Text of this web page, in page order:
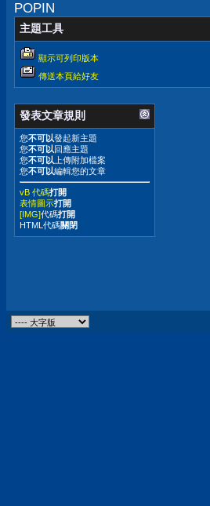
POPIN
主題工具
顯示可列印版本
傳送本頁給好友
發表文章規則
您不可以發起新主題
您不可以回應主題
您不可以 上傳附加檔案
您不可以編輯您的文章
vB 代碼打開
表情圖示打開
[IMG]代碼打開
HTML代碼關閉